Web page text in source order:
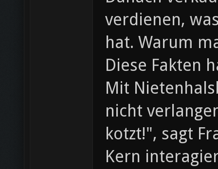
verdienen,
hat. Warum
Diese Fakten
Mit
nicht
kotzt!", sagt
Kern